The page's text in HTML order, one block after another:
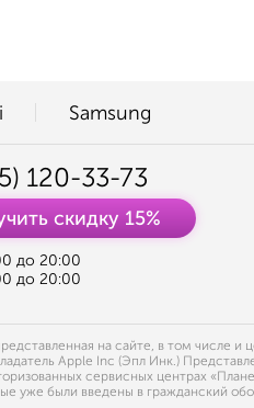
Samsung
120-33-73
скидку 15%
до 20:00
до 20:00
на сайте, в том числе и
Apple Inc (Эпл Инк.)
сервисных центрах
уже были введены в гражданский